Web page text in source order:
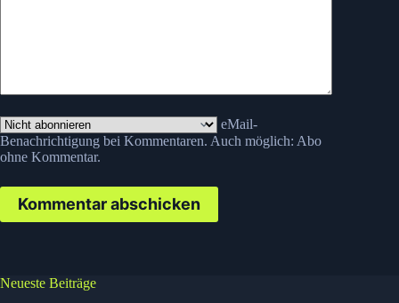
eMail-
Benachrichtigung bei Kommentaren. Auch möglich: Abo
ohne Kommentar.
Kommentar abschicken
Neueste Beiträge